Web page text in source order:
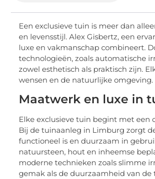
Een exclusieve tuin is meer dan
en levensstijl. Alex Gisbertz, een
luxe en vakmanschap combineert.
technologieën, zoals automatische
zowel esthetisch als praktisch zijn.
wensen en de natuurlijke omgeving.
Maatwerk en luxe in
Elke exclusieve tuin begint met
Bij de tuinaanleg in Limburg zorgt
functioneel is en duurzaam in
natuursteen, hout en inheemse
moderne technieken zoals slimme
gemak als de duurzaamheid van